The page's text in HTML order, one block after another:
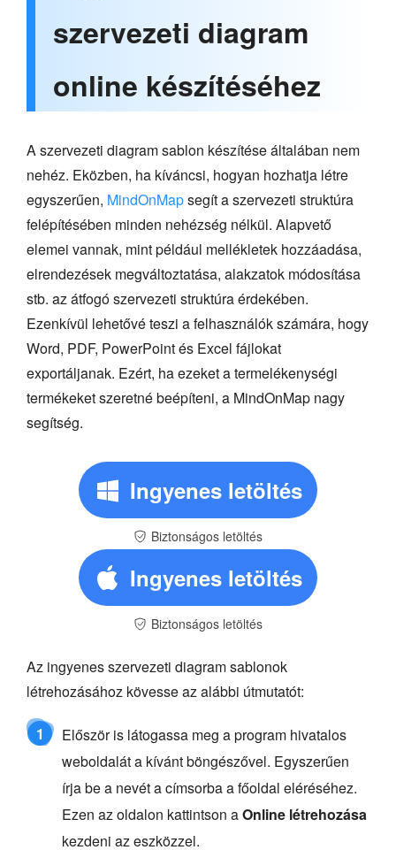
szervezeti diagram
online készítéséhez
A szervezeti diagram sablon készítése általában nem
nehéz. Eközben, ha kíváncsi, hogyan hozhatja létre
egyszerűen, MindOnMapsegít a szervezeti struktúra
felépítésében minden nehézség nélkül. Alapvető
elemei vannak, mint például mellékletek hozzáadása,
elrendezések megváltoztatása, alakzatok módosítása
stb. az átfogó szervezeti struktúra érdekében.
Ezenkívül lehetővé teszi a felhasználók számára, hogy
Word, PDF, PowerPoint és Excel fájlokat
exportáljanak. Ezért, ha ezeket a termelékenységi
termékeket szeretné beépíteni, a MindOnMap nagy
segítség.
Ingyenes letöltés
Biztonságos letöltés
Ingyenes letöltés
Biztonságos letöltés
Az ingyenes szervezeti diagram sablonok
létrehozásához kövesse az alábbi útmutatót:
1
Először is látogassa meg a program hivatalos
weboldalát a kívánt böngészővel. Egyszerűen
írja be a nevét a címsorba a főoldal eléréséhez.
Ezen az oldalon kattintson aOnline létrehozása
kezdeni az eszközzel.